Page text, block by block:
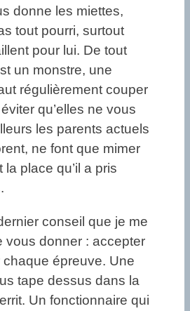
donne les miettes,
tout pourri, surtout
pour lui. De tout
un monstre, une
régulièrement couper
qu’elles ne vous
les parents actuels
ne font que mimer
place qu’il a pris
conseil que je me
vous donner : accepter
épreuve. Une
tape dessus dans la
Un fonctionnaire qui